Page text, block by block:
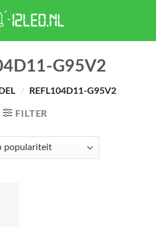
G95V2
/ REFL104D11-G95V2
FILTER